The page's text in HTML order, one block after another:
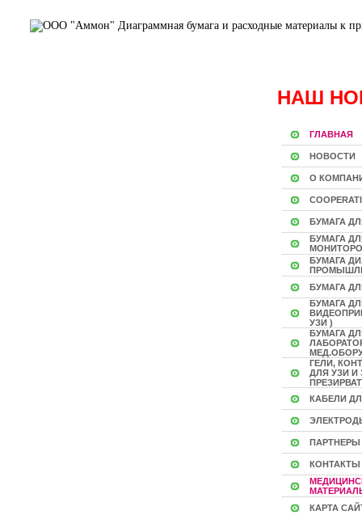
НАШ
ГЛАВНАЯ
НОВОСТИ
О
БУМАГА
БУМАГА
БУМАГА
БУМАГА
БУМАГА
УЗИ )
БУМАГА
ГЕЛИ,
ДЛЯ УЗИ И
КАБЕЛИ
ПАРТНЕРЫ
КОНТАКТЫ
КАРТА